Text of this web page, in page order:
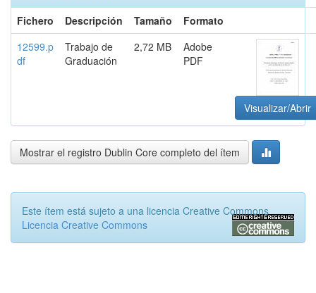
Fichero
Descripción Tamaño
Formato
12599.p
df
Trabajo de
Graduación
2,72 MB
Adobe
PDF
Visualizar/Abrir
Mostrar el registro Dublin Core completo del ítem
Este ítem está sujeto a una licencia Creative Commons
Licencia Creative Commons